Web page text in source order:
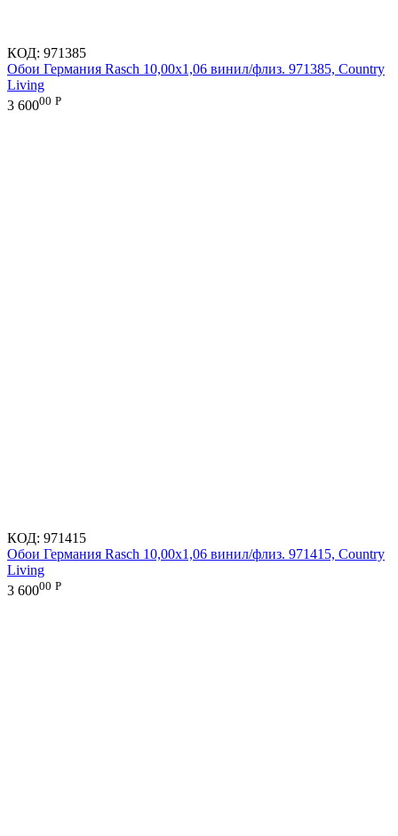
КОД: 971385
Обои Германия Rasch 10,00x1,06 винил/флиз. 971385, Country
Living
3 60000 Р
КОД: 971415
Обои Германия Rasch 10,00x1,06 винил/флиз. 971415, Country
Living
3 60000 Р